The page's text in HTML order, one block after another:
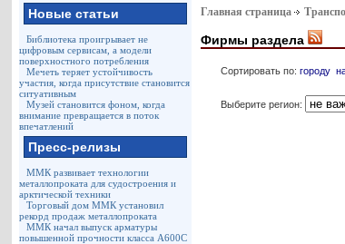
Новые статьи
Библиотека проигрывает не
цифровым сервисам, а модели
поверхностного потребления
Мечеть теряет устойчивость
участия, когда присутствие становится
ситуативным
Музей становится фоном, когда
внимание превращается в поток
впечатлений
Пресс-релизы
ММК развивает технологии
металлопроката для судостроения и
арктической техники
Торговый дом ММК установил
рекорд продаж металлопроката
ММК начал выпуск арматуры
повышенной прочности класса А600С
Главная страница
Фирмы раздела
Сортировать по:городу
Выберите регион: